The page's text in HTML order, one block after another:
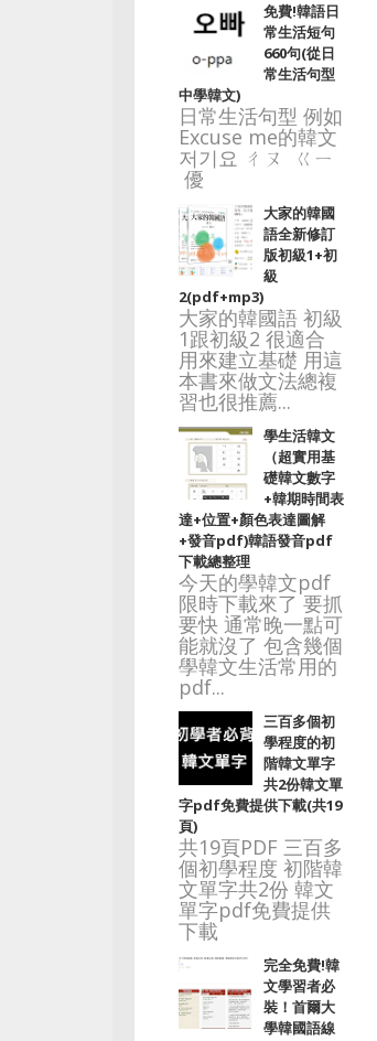
免費!韓語日
常生活短句
660句(從日
常生活句型
中學韓文)
日常生活句型 例如
Excuse me的韓文
저기요 ㄔㄡ ㄍㄧ
優
大家的韓國
語全新修訂
版初級1+初
級
2(pdf+mp3)
大家的韓國語 初級
1跟初級2 很適合
用來建立基礎 用這
本書來做文法總複
習也很推薦...
學生活韓文
（超實用基
礎韓文數字
+韓期時間表
達+位置+顏色表達圖解
+發音pdf)韓語發音pdf
下載總整理
今天的學韓文pdf
限時下載來了 要抓
要快 通常晚一點可
能就沒了 包含幾個
學韓文生活常用的
pdf...
三百多個初
學程度的初
階韓文單字
共2份韓文單
字pdf免費提供下載(共19
頁)
共19頁PDF 三百多
個初學程度 初階韓
文單字共2份 韓文
單字pdf免費提供
下載
完全免費!韓
文學習者必
裝！首爾大
學韓國語線